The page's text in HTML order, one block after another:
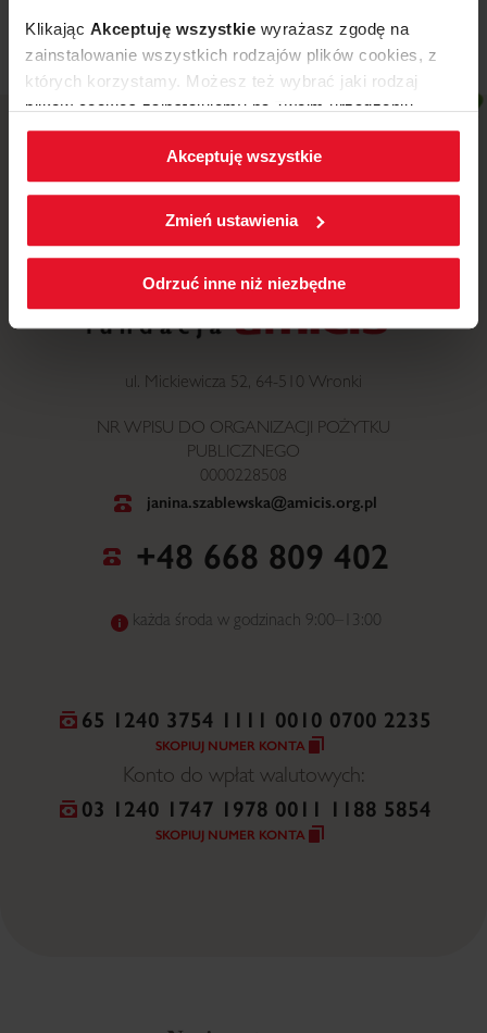
Klikając Akceptuję wszystkie wyrażasz zgodę na
zainstalowanie wszystkich rodzajów plików cookies, z
których korzystamy. Możesz też wybrać jaki rodzaj
plików cookies zainstalujemy na Twoim urządzeniu,
klikającZmień ustawienia.
W każdej chwili możesz zmienić wybrane przez Ciebie
ustawienia plików cookies wchodząc w zakładkę
Akceptuję wszystkie
Zmień ustawienia
Odrzuć inne niż niezbędne
ul. Mickiewicza 52, 64-510 Wronki
NR WPISU DO ORGANIZACJI POŻYTKU
PUBLICZNEGO
0000228508
janina.szablewska@amicis.org.pl
+48 668 809 402
każda środa w godzinach 9:00–13:00
65 1240 3754 1111 0010 0700 2235
SKOPIUJ NUMER KONTA
Konto do wpłat walutowych:
03 1240 1747 1978 0011 1188 5854
SKOPIUJ NUMER KONTA